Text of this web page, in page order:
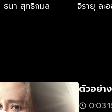
ธนา สุทธิกมล จิรายุ ละ
ตัวอย่า